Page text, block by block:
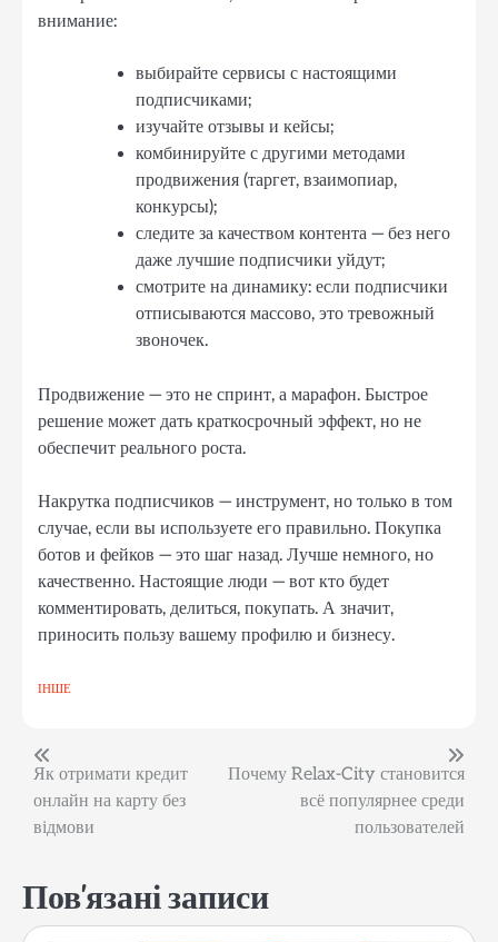
внимание:
выбирайте сервисы с настоящими
подписчиками;
изучайте отзывы и кейсы;
комбинируйте с другими методами
продвижения (таргет, взаимопиар,
конкурсы);
следите за качеством контента — без него
даже лучшие подписчики уйдут;
смотрите на динамику: если подписчики
отписываются массово, это тревожный
звоночек.
Продвижение — это не спринт, а марафон. Быстрое
решение может дать краткосрочный эффект, но не
обеспечит реального роста.
Накрутка подписчиков — инструмент, но только в том
случае, если вы используете его правильно. Покупка
ботов и фейков — это шаг назад. Лучше немного, но
качественно. Настоящие люди — вот кто будет
комментировать, делиться, покупать. А значит,
приносить пользу вашему профилю и бизнесу.
ІНШЕ
Навігація
записів
Як отримати кредит
онлайн на карту без
відмови
Почему Relax-City становится
всё популярнее среди
пользователей
Пов'язані записи